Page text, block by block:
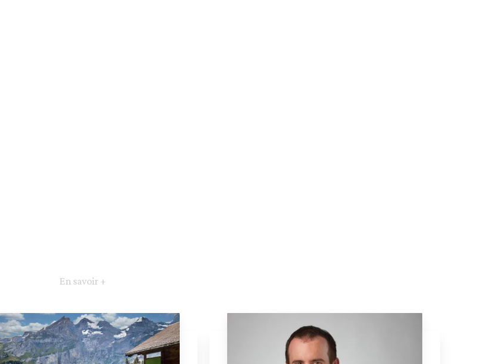
En savoir +